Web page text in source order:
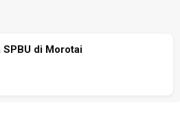
di Morotai